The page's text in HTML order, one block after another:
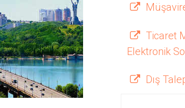
Ticaret
Elektronik
Dış